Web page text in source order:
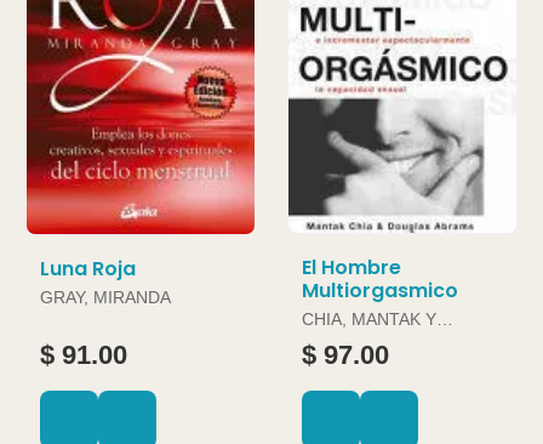
Luna Roja
GRAY, MIRANDA
$ 91.00
El Hombre
Multiorgasmico
CHIA, MANTAK Y
DOUGLAS ABRAMS
$ 97.00